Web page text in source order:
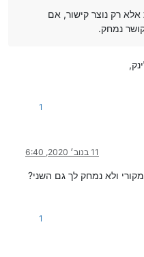
רק נוצר קישור, אם
נמחק.
1
11 בנוב׳ 2020, 6:40
ולא נמחק לך גם השני?
1